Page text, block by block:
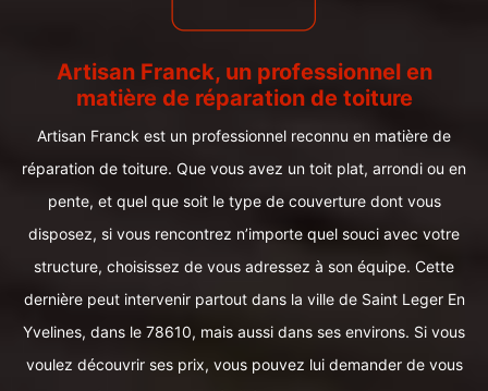
Artisan Franck, un professionnel en
matière de réparation de toiture
Artisan Franck est un professionnel reconnu en matière de
réparation de toiture. Que vous avez un toit plat, arrondi ou en
pente, et quel que soit le type de couverture dont vous
disposez, si vous rencontrez n’importe quel souci avec votre
structure, choisissez de vous adressez à son équipe. Cette
dernière peut intervenir partout dans la ville de Saint Leger En
Yvelines, dans le 78610, mais aussi dans ses environs. Si vous
voulez découvrir ses prix, vous pouvez lui demander de vous